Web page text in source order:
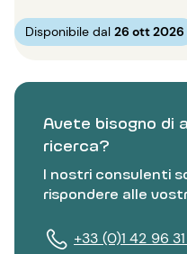
Avete bisogno di
ricerca?
I nostri consulenti
rispondere alle
+33 (0)1 42 96
Disponibile dal 26 ott 2026